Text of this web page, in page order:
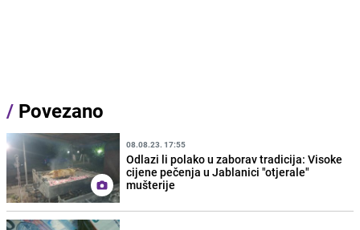
/ Povezano
08.08.23. 17:55
Odlazi li polako u zaborav tradicija: Visoke
cijene pečenja u Jablanici "otjerale"
mušterije